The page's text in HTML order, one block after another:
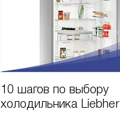
10 шагов по выбору
холодильника